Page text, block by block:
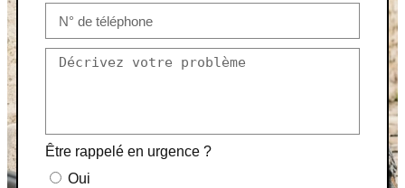
Être rappelé en urgence ?
Oui